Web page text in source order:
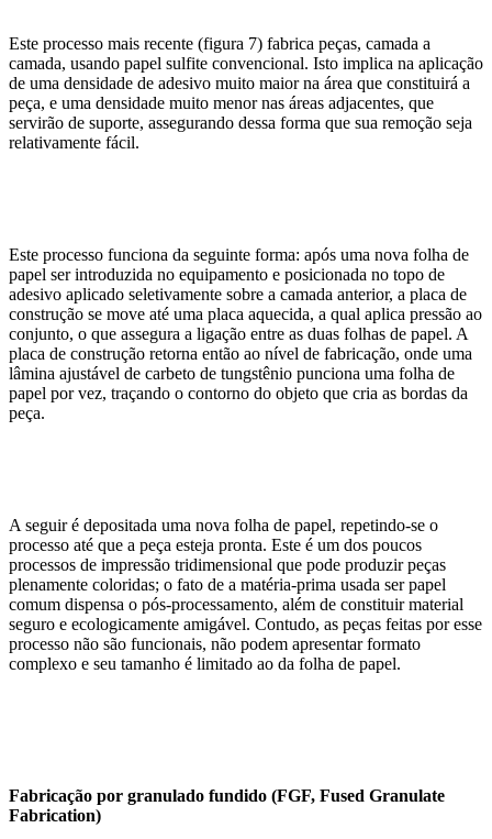
Este processo mais recente (figura 7) fabrica peças, camada a
camada, usando papel sulfite convencional. Isto implica na aplicação
de uma densidade de adesivo muito maior na área que constituirá a
peça, e uma densidade muito menor nas áreas adjacentes, que
servirão de suporte, assegurando dessa forma que sua remoção seja
relativamente fácil.
Este processo funciona da seguinte forma: após uma nova folha de
papel ser introduzida no equipamento e posicionada no topo de
adesivo aplicado seletivamente sobre a camada anterior, a placa de
construção se move até uma placa aquecida, a qual aplica pressão ao
conjunto, o que assegura a ligação entre as duas folhas de papel. A
placa de construção retorna então ao nível de fabricação, onde uma
lâmina ajustável de carbeto de tungstênio punciona uma folha de
papel por vez, traçando o contorno do objeto que cria as bordas da
peça.
A seguir é depositada uma nova folha de papel, repetindo-se o
processo até que a peça esteja pronta. Este é um dos poucos
processos de impressão tridimensional que pode produzir peças
plenamente coloridas; o fato de a matéria-prima usada ser papel
comum dispensa o pós-processamento, além de constituir material
seguro e ecologicamente amigável. Contudo, as peças feitas por esse
processo não são funcionais, não podem apresentar formato
complexo e seu tamanho é limitado ao da folha de papel.
Fabricação por granulado fundido (FGF, Fused Granulate
Fabrication)